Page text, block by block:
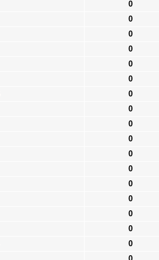
0
0
0
0
0
0
0
0
0
0
0
0
0
0
0
0
0